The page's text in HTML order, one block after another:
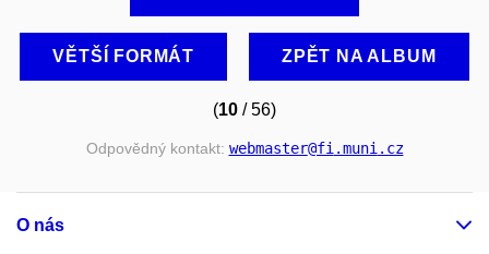
VĚTŠÍ FORMÁT ZPĚT NA ALBUM
(10 / 56)
Odpovědný kontakt: webmaster@fi.muni.cz
O nás